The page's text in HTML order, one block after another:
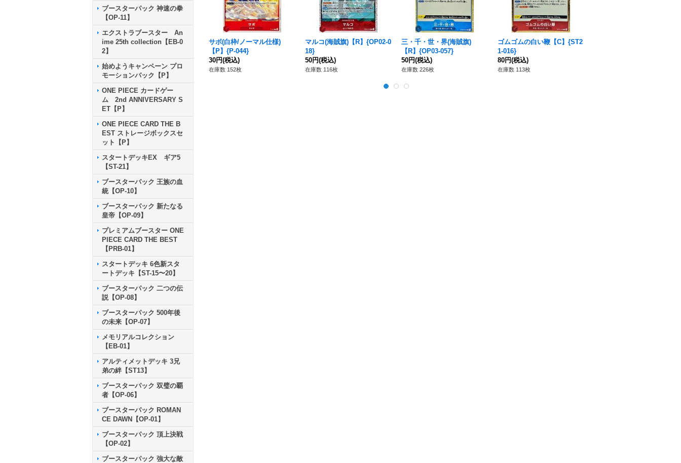
ブースターパック 神速の拳
【OP-11】
エクストラブースター An
ime 25th collection【EB-0
2】
始めようキャンペーン プロ
モーションパック【P】
ONE PIECE カードゲー
ム 2nd ANNIVERSARY S
ET【P】
ONE PIECE CARD THE B
EST ストレージボックスセ
ット【P】
スタートデッキEX ギア5
【ST-21】
ブースターパック 王族の血
統【OP-10】
ブースターパック 新たなる
皇帝【OP-09】
プレミアムブースター ONE
PIECE CARD THE BEST
【PRB-01】
スタートデッキ 6色新スタ
ートデッキ【ST-15〜20】
ブースターパック 二つの伝
説【OP-08】
ブースターパック 500年後
の未来【OP-07】
メモリアルコレクション
【EB-01】
アルティメットデッキ 3兄
弟の絆【ST13】
ブースターパック 双璧の覇
者【OP-06】
ブースターパック ROMAN
CE DAWN【OP-01】
ブースターパック 頂上決戦
【OP-02】
ブースターパック 強大な敵
サボ(白枠/ノーマル仕様)
【P】{P-044}
30円(税込)
在庫数 152枚
マルコ(海賊旗)【R】{OP02-0
18}
50円(税込)
在庫数 116枚
三・千・世・界(海賊旗)
【R】{OP03-057}
50円(税込)
在庫数 226枚
ゴムゴムの白い鞭【C】{ST2
1-016}
80円(税込)
在庫数 113枚